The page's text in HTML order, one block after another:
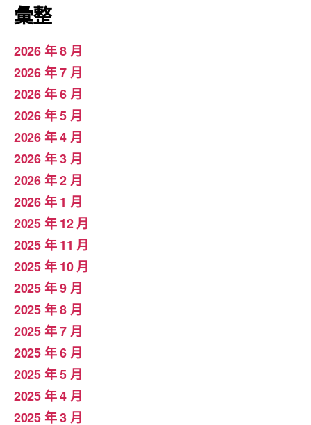
彙整
2026 年 8 月
2026 年 7 月
2026 年 6 月
2026 年 5 月
2026 年 4 月
2026 年 3 月
2026 年 2 月
2026 年 1 月
2025 年 12 月
2025 年 11 月
2025 年 10 月
2025 年 9 月
2025 年 8 月
2025 年 7 月
2025 年 6 月
2025 年 5 月
2025 年 4 月
2025 年 3 月